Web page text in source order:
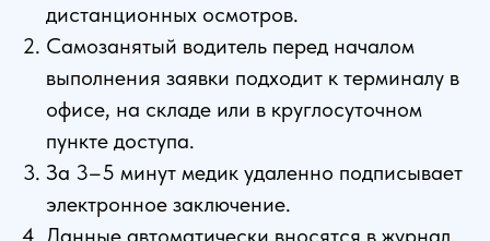
дистанционных осмотров.
Самозанятый водитель перед началом
выполнения заявки подходит к терминалу в
офисе, на складе или в круглосуточном
пункте доступа.
За 3–5 минут медик удаленно подписывает
электронное заключение.